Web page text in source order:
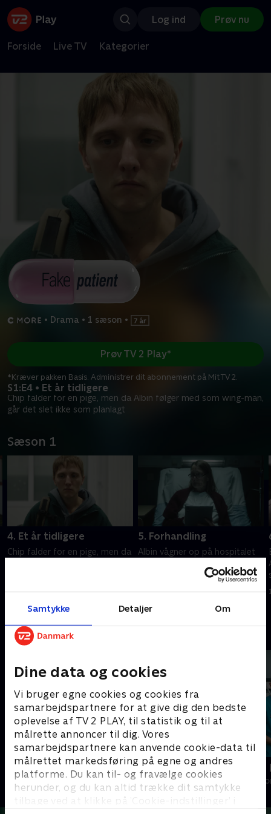
Samtykke Detaljer Om
Dine data og cookies
Vi bruger egne cookies og cookies fra
samarbejdspartnere for at give dig den bedste
oplevelse af TV 2 PLAY, til statistik og til at
målrette annoncer til dig. Vores
samarbejdspartnere kan anvende cookie-data til
målrettet markedsføring på egne og andres
platforme. Du kan til- og fravælge cookies
herunder, og du kan altid trække dit samtykke
tilbage ved at klikke på ’Cookie-indstillinger’ i
Log ind Prøv nu
Forside Live TV Kategorier
• Drama • 1 sæson •
S1:E4 • Et år tidligere
Chip falder for en pige, men da Albin følger med som wing-man,
går det slet ikke som planlagt
Prøv TV 2 Play*
*Kræver pakken Basis. Administrer dit abonnement på Mit TV 2.
Sæson 1
4. Et år tidligere
Chip falder for en pige, men da
5. Forhandling
Albin vågner op på hospitalet
Han skal opereres akut
10. juli 2023 • 22 min
Andre så også
Hånden på hjertet
Drama • 1 sæsoner
Hospitalet i
Drama • 1